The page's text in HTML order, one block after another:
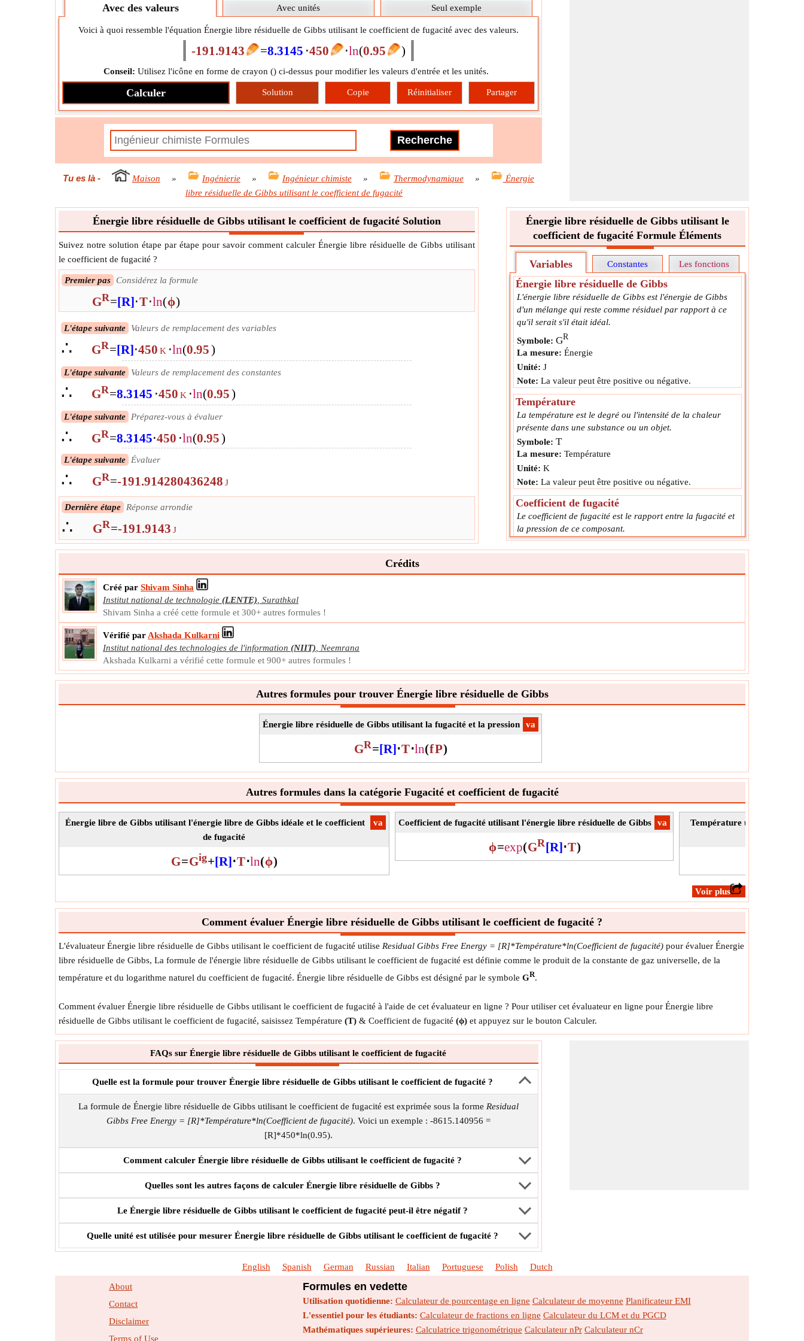
Avec des valeurs Avec unités Seul exemple
Voici à quoi ressemble l'équation Énergie libre résiduelle de Gibbs utilisant le coefficient de fugacité avec des valeurs.
-191.9143 =8.3145 ⋅450 ⋅ln(0.95 )
Conseil: Utilisez l'icône en forme de crayon () ci-dessus pour modifier les valeurs d'entrée et les unités.
Calculer Solution Copie Réinitialiser Partager
Tu es là- Maison » Ingénierie » Ingénieur chimiste » Thermodynamique »
Énergie
libre résiduelle de Gibbs utilisant le coefficient de fugacité
Énergie libre résiduelle de Gibbs utilisant le coefficient de fugacité Solution
Suivez notre solution étape par étape pour savoir comment calculer Énergie libre résiduelle de Gibbs utilisant
le coefficient de fugacité ?
Premier pas Considérez la formule
GR=[R]⋅T⋅ln(ϕ)
L'étape suivante Valeurs de remplacement des variables
∴ GR=[R]⋅450 K ⋅ln(0.95)
L'étape suivante Valeurs de remplacement des constantes
∴ GR=8.3145 ⋅450 K ⋅ln(0.95)
L'étape suivante Préparez-vous à évaluer
∴ GR=8.3145⋅450 ⋅ln(0.95)
L'étape suivante Évaluer
∴ GR=-191.914280436248 J
Dernière étape Réponse arrondie
∴ GR=-191.9143 J
Énergie libre résiduelle de Gibbs utilisant le
coefficient de fugacité Formule Éléments
Variables Constantes Les fonctions
Énergie libre résiduelle de Gibbs
L'énergie libre résiduelle de Gibbs est l'énergie de Gibbs
d'un mélange qui reste comme résiduel par rapport à ce
qu'il serait s'il était idéal.
Symbole: GR
La mesure: Énergie
Unité: J
Note: La valeur peut être positive ou négative.
Température
La température est le degré ou l'intensité de la chaleur
présente dans une substance ou un objet.
Symbole: T
La mesure: Température
Unité: K
Note: La valeur peut être positive ou négative.
Coefficient de fugacité
Le coefficient de fugacité est le rapport entre la fugacité et
la pression de ce composant.
Symbole: ϕ
La mesure:NA
Crédits
Créé par Shivam Sinha
Institut national de technologie (LENTE) Surathkal
Shivam Sinha a créé cette formule et 300+ autres formules !
Vérifié par Akshada Kulkarni
Institut national des technologies de l'information (NIIT)
Neemrana
Akshada Kulkarni a vérifié cette formule et 900+ autres formules !
Autres formules pour trouver Énergie libre résiduelle de Gibbs
​va
Énergie libre résiduelle de Gibbs utilisant la fugacité et la pression
GR=[R]⋅T⋅ln(fP)
Autres formules dans la catégorie Fugacité et coefficient de fugacité
​va
Énergie libre de Gibbs utilisant l'énergie libre de Gibbs idéale et le coefficient
de fugacité
G=Gig+[R]⋅T⋅ln(ϕ)
​va
Coefficient de fugacité utilisant l'énergie libre résiduelle de Gibbs
ϕ=exp(GR[R]⋅T)
Température utilisant
​Voir plus
Comment évaluer Énergie libre résiduelle de Gibbs utilisant le coefficient de fugacité ?
L'évaluateur Énergie libre résiduelle de Gibbs utilisant le coefficient de fugacité utilise Residual Gibbs Free Energy = [R]*Température*ln(Coefficient de fugacité) pour évaluer Énergie
libre résiduelle de Gibbs, La formule de l'énergie libre résiduelle de Gibbs utilisant le coefficient de fugacité est définie comme le produit de la constante de gaz universelle, de la
température et du logarithme naturel du coefficient de fugacité. Énergie libre résiduelle de Gibbs est désigné par le symbole GR.
Comment évaluer Énergie libre résiduelle de Gibbs utilisant le coefficient de fugacité à l'aide de cet évaluateur en ligne ? Pour utiliser cet évaluateur en ligne pour Énergie libre
résiduelle de Gibbs utilisant le coefficient de fugacité, saisissez Température (T) & Coefficient de fugacité (ϕ) et appuyez sur le bouton Calculer.
FAQs sur Énergie libre résiduelle de Gibbs utilisant le coefficient de fugacité
Quelle est la formule pour trouver Énergie libre résiduelle de Gibbs utilisant le coefficient de fugacité ?
La formule de Énergie libre résiduelle de Gibbs utilisant le coefficient de fugacité est exprimée sous la forme Residual
Gibbs Free Energy = [R]*Température*ln(Coefficient de fugacité). Voici un exemple : -8615.140956 =
[R]*450*ln(0.95).
Comment calculer Énergie libre résiduelle de Gibbs utilisant le coefficient de fugacité ?
Quelles sont les autres façons de calculer Énergie libre résiduelle de Gibbs ?
Le Énergie libre résiduelle de Gibbs utilisant le coefficient de fugacité peut-il être négatif ?
Quelle unité est utilisée pour mesurer Énergie libre résiduelle de Gibbs utilisant le coefficient de fugacité ?
English Spanish German Russian Italian Portuguese Polish Dutch
About
Contact
Disclaimer
Terms of Use
Formules en vedette
Utilisation quotidienne: Calculateur de pourcentage en ligne Calculateur de moyenne Planificateur EMI
L'essentiel pour les étudiants: Calculateur de fractions en ligne Calculateur du LCM et du PGCD
Mathématiques supérieures: Calculatrice trigonométrique Calculateur nPr Calculateur nCr